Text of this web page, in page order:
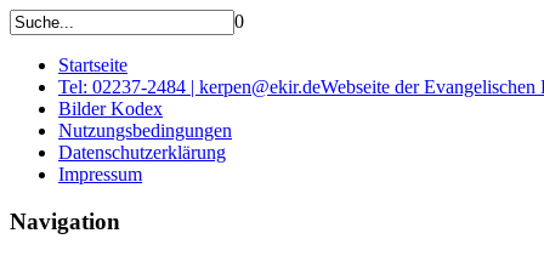
0
Startseite
Tel: 02237-2484 | kerpen@ekir.deWebseite der
Bilder Kodex
Nutzungsbedingungen
Datenschutzerklärung
Impressum
Navigation